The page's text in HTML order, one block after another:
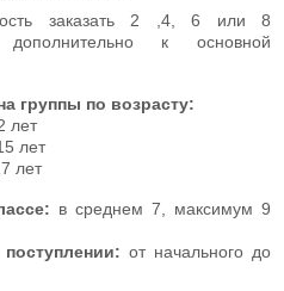
заказать 2 ,4, 6 или 8
дополнительно к основной
группы по возрасту:
лет
в среднем 7, максимум 9
от начального до